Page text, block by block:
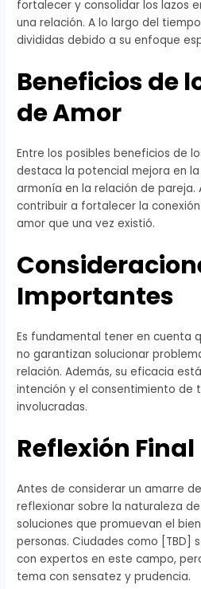
fortalecer y consolidar los lazos
una relación. A lo largo del
divididas debido a su enfoque
Beneficios de
de Amor
Entre los posibles beneficios de
destaca la potencial mejora en
armonía en la relación de pareja.
contribuir a fortalecer la
amor que una vez existió.
Importantes
Es fundamental tener en cuenta
no garantizan solucionar
relación. Además, su eficacia
intención y el consentimiento de
involucradas.
Reflexión Final
Antes de considerar un amarre
reflexionar sobre la naturaleza
soluciones que promuevan el
personas. Ciudades como [TBD]
con expertos en este campo,
tema con sensatez y prudencia.